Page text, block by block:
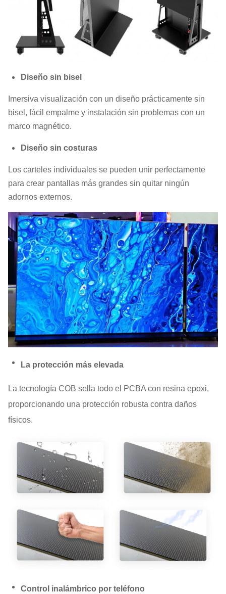
Diseño sin bisel
Imersiva visualización con un diseño prácticamente sin
bisel, fácil empalme y instalación sin problemas con un
marco magnético.
Diseño sin costuras
Los carteles individuales se pueden unir perfectamente
para crear pantallas más grandes sin quitar ningún
adornos externos.
La protección más elevada
La tecnología COB sella todo el PCBA con resina epoxi,
proporcionando una protección robusta contra daños
físicos.
Control inalámbrico por teléfono